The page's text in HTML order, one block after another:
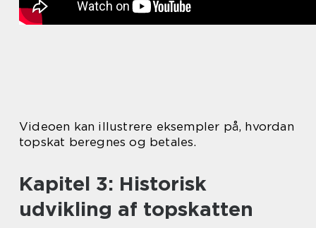
Videoen kan illustrere eksempler på, hvordan
topskat beregnes og betales.
Kapitel 3: Historisk
udvikling af topskatten